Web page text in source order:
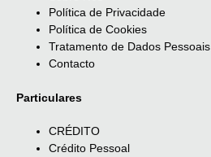
Política de Privacidade
Política de Cookies
Tratamento de Dados Pessoais
Contacto
Particulares
CRÉDITO
Crédito Pessoal